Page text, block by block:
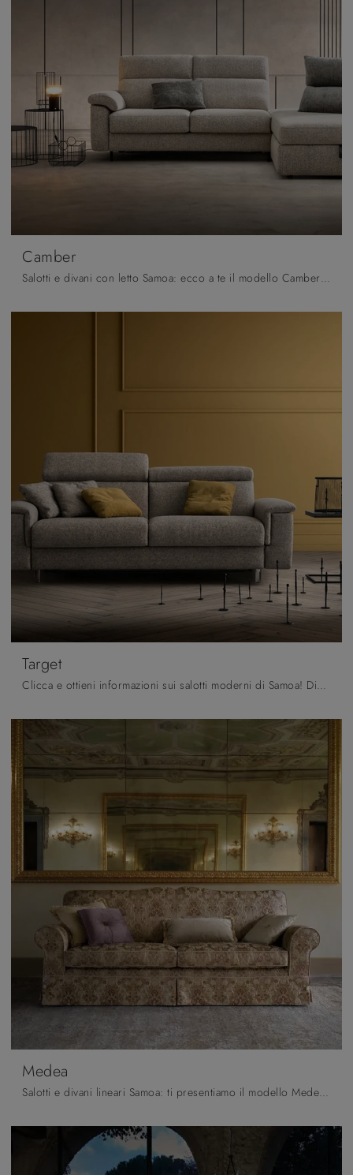
Camber
Salotti e divani con letto Samoa: ecco a te il modello Camber in tessuto per arricchire il living.
Target
Clicca e ottieni informazioni sui salotti moderni di Samoa! Diversi modelli di divani, come Target, ti aspettano.
Medea
Salotti e divani lineari Samoa: ti presentiamo il modello Medea in tessuto per arricchire la zona giorno.